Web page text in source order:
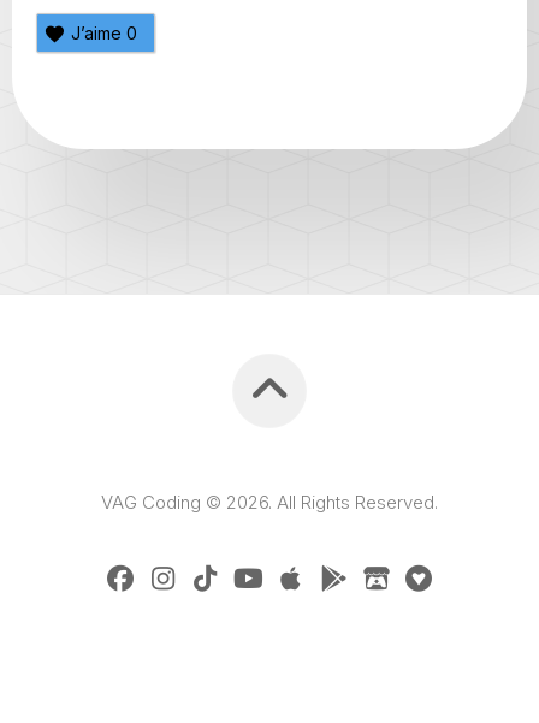
J’aime 0
VAG Coding © 2026. All Rights Reserved.